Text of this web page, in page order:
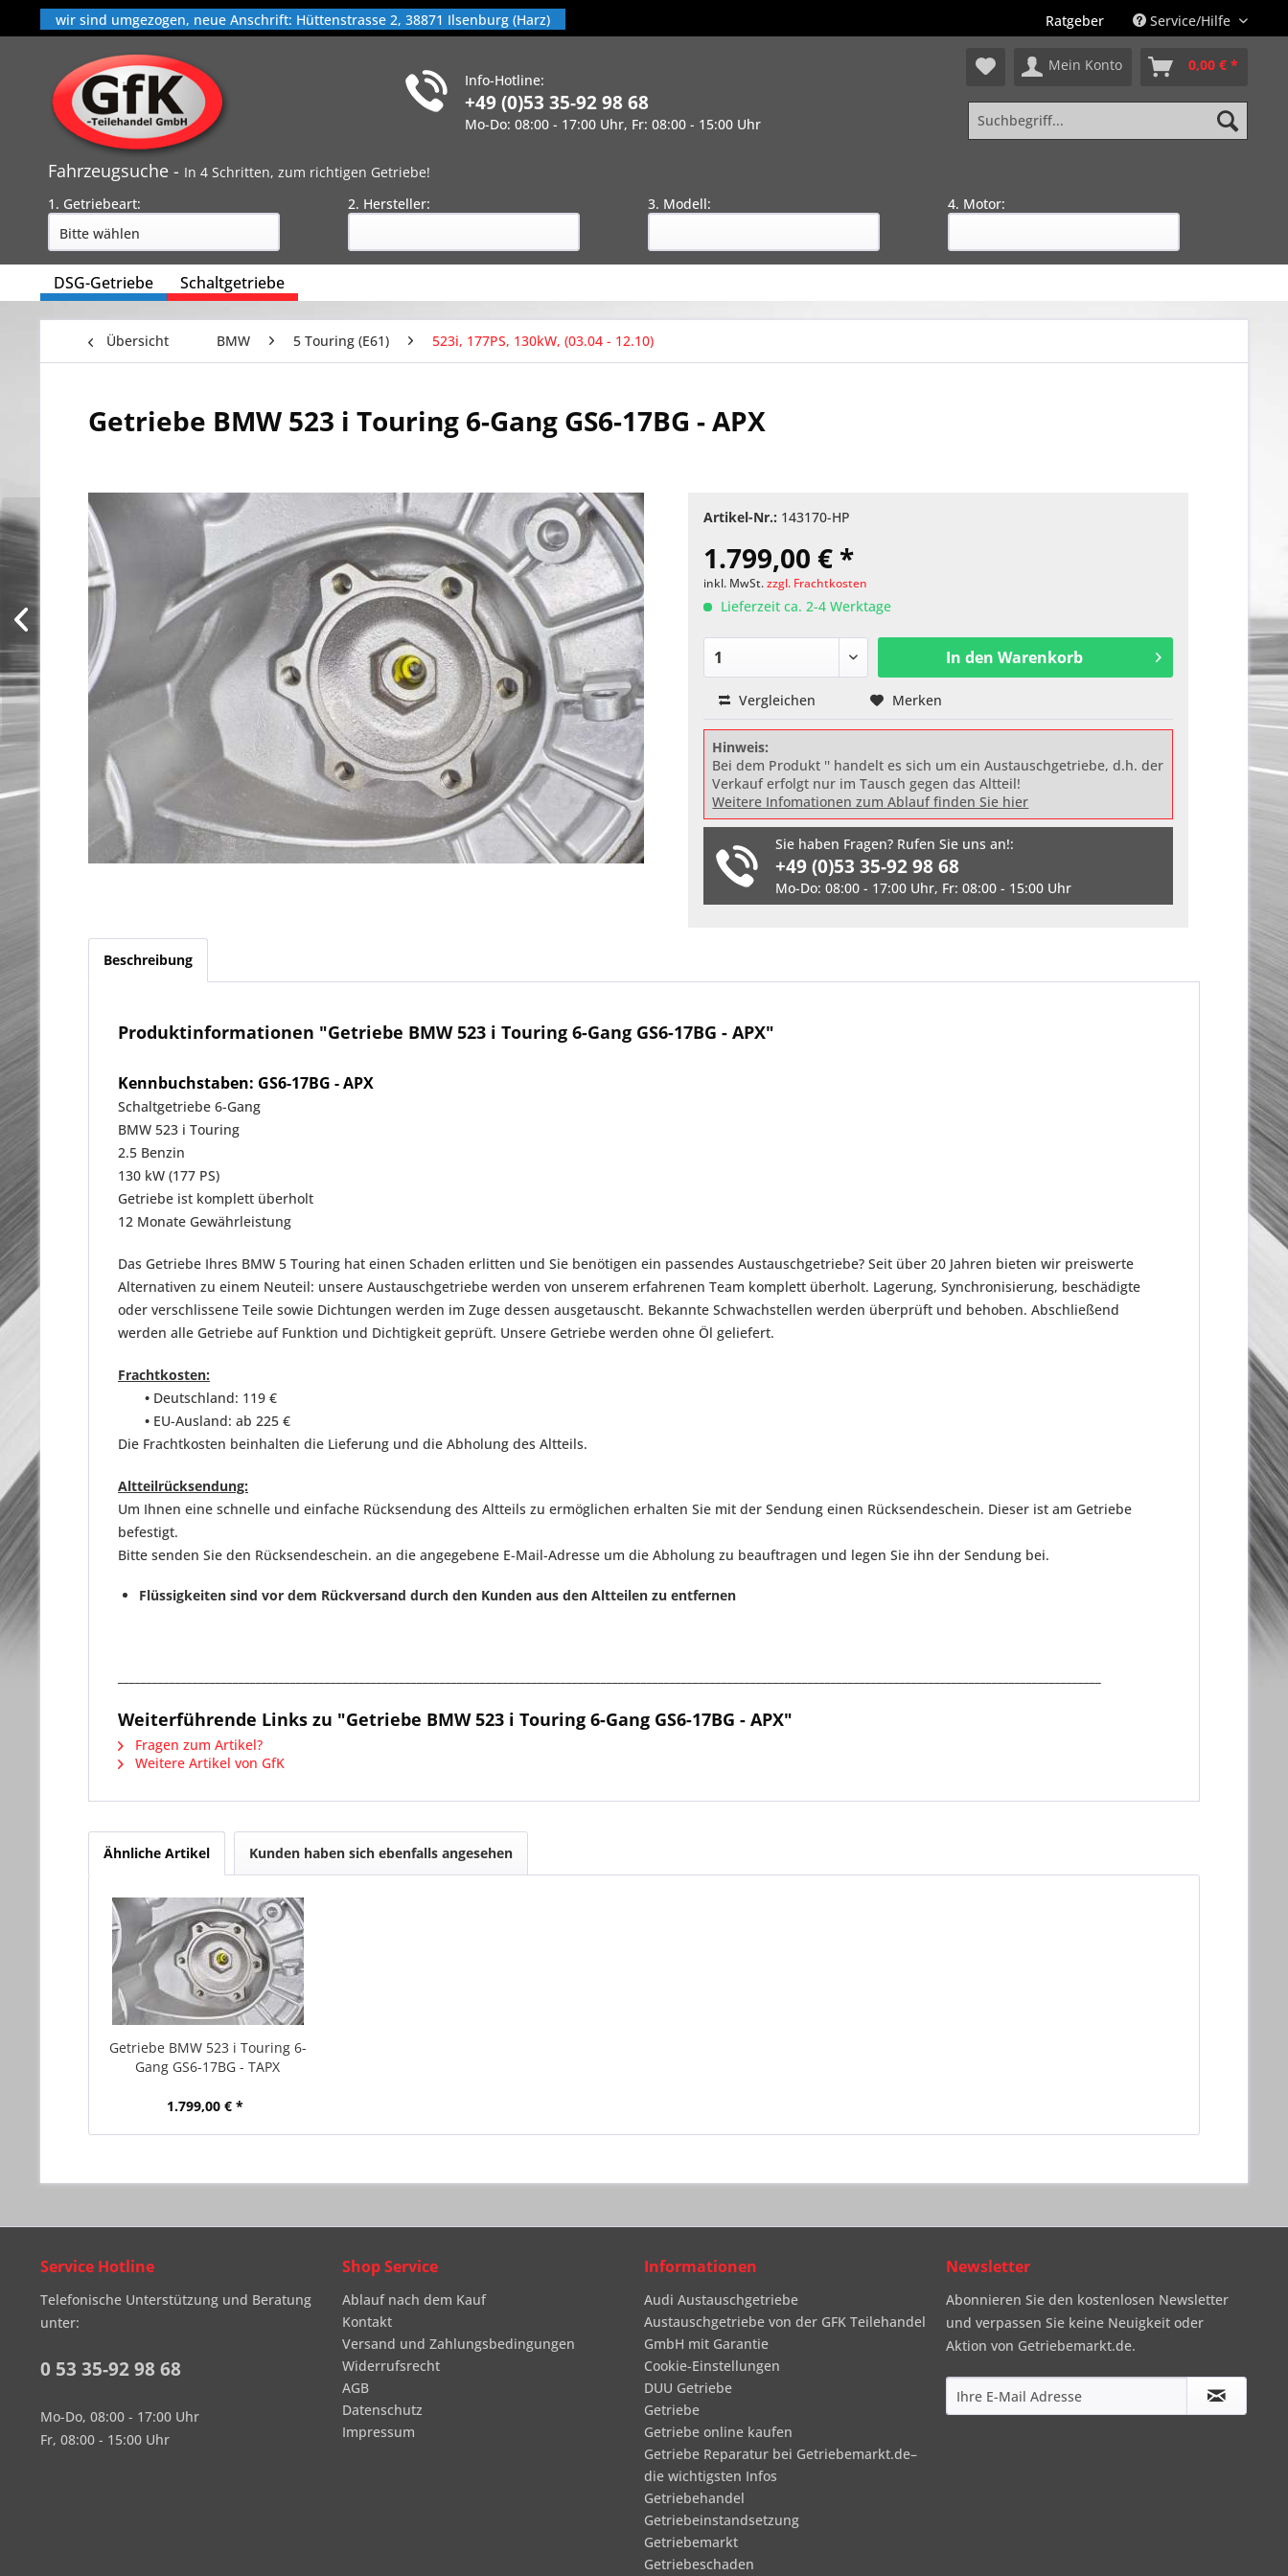
wir sind umgezogen, neue Anschrift: Hüttenstrasse 2, 38871 Ilsenburg (Harz) Ratgeber Service/Hilfe
Info-Hotline:
+49 (0)53 35-92 98 68
Mo-Do: 08:00 - 17:00 Uhr, Fr: 08:00 - 15:00 Uhr
Mein Konto 0,00 € *
Fahrzeugsuche - In 4 Schritten, zum richtigen Getriebe!
1. Getriebeart:
2. Hersteller: 3. Modell: 4. Motor:
DSG-Getriebe Schaltgetriebe
Übersicht BMW 5 Touring (E61) 523i, 177PS, 130kW, (03.04 - 12.10)
Getriebe BMW 523 i Touring 6-Gang GS6-17BG - APX
Artikel-Nr.: 143170-HP
1.799,00 € *
inkl. MwSt.zzgl. Frachtkosten
Lieferzeit ca. 2-4 Werktage
In den Warenkorb
Vergleichen Merken
Hinweis:
Bei dem Produkt '' handelt es sich um ein Austauschgetriebe, d.h. der
Verkauf erfolgt nur im Tausch gegen das Altteil!
Weitere Infomationen zum Ablauf finden Sie hier
Sie haben Fragen? Rufen Sie uns an!:
+49 (0)53 35-92 98 68
Mo-Do: 08:00 - 17:00 Uhr, Fr: 08:00 - 15:00 Uhr
Beschreibung
Produktinformationen "Getriebe BMW 523 i Touring 6-Gang GS6-17BG - APX"
Kennbuchstaben: GS6-17BG - APX
Schaltgetriebe 6-Gang
BMW 523 i Touring
2.5 Benzin
130 kW (177 PS)
Getriebe ist komplett überholt
12 Monate Gewährleistung
Das Getriebe Ihres BMW 5 Touring hat einen Schaden erlitten und Sie benötigen ein passendes Austauschgetriebe? Seit über 20 Jahren bieten wir preiswerte
Alternativen zu einem Neuteil: unsere Austauschgetriebe werden von unserem erfahrenen Team komplett überholt. Lagerung, Synchronisierung, beschädigte
oder verschlissene Teile sowie Dichtungen werden im Zuge dessen ausgetauscht. Bekannte Schwachstellen werden überprüft und behoben. Abschließend
werden alle Getriebe auf Funktion und Dichtigkeit geprüft. Unsere Getriebe werden ohne Öl geliefert.
Frachtkosten:
• Deutschland: 119 €
• EU-Ausland: ab 225 €
Die Frachtkosten beinhalten die Lieferung und die Abholung des Altteils.
Altteilrücksendung:
Um Ihnen eine schnelle und einfache Rücksendung des Altteils zu ermöglichen erhalten Sie mit der Sendung einen Rücksendeschein. Dieser ist am Getriebe
befestigt.
Bitte senden Sie den Rücksendeschein. an die angegebene E-Mail-Adresse um die Abholung zu beauftragen und legen Sie ihn der Sendung bei.
Flüssigkeiten sind vor dem Rückversand durch den Kunden aus den Altteilen zu entfernen
Weiterführende Links zu "Getriebe BMW 523 i Touring 6-Gang GS6-17BG - APX"
Fragen zum Artikel?
Weitere Artikel von GfK
Ähnliche Artikel Kunden haben sich ebenfalls angesehen
Getriebe BMW 523 i Touring 6-
Gang GS6-17BG - TAPX
1.799,00 € *
Service Hotline
Telefonische Unterstützung und Beratung
unter:
0 53 35-92 98 68
Mo-Do, 08:00 - 17:00 Uhr
Fr, 08:00 - 15:00 Uhr
Shop Service
Ablauf nach dem Kauf
Kontakt
Versand und Zahlungsbedingungen
Widerrufsrecht
AGB
Datenschutz
Impressum
Informationen
Audi Austauschgetriebe
Austauschgetriebe von der GFK Teilehandel
GmbH mit Garantie
Cookie-Einstellungen
DUU Getriebe
Getriebe
Getriebe online kaufen
Getriebe Reparatur bei Getriebemarkt.de–
die wichtigsten Infos
Getriebehandel
Getriebeinstandsetzung
Getriebemarkt
Getriebeschaden
Newsletter
Abonnieren Sie den kostenlosen Newsletter
und verpassen Sie keine Neuigkeit oder
Aktion von Getriebemarkt.de.